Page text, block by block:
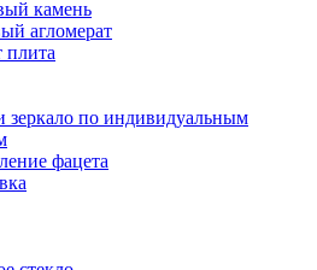
камень
агломерат
плита
зеркало по индивидуальным
фацета